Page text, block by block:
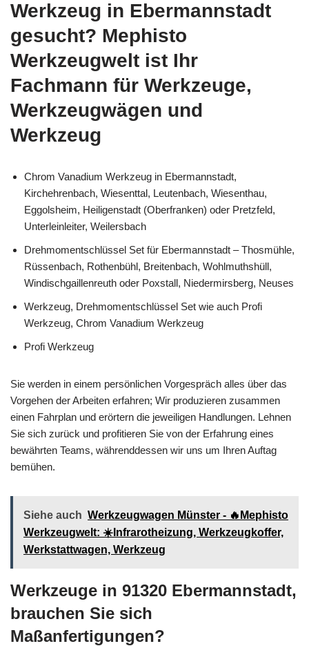
Werkzeug in Ebermannstadt
gesucht? Mephisto
Werkzeugwelt ist Ihr
Fachmann für Werkzeuge,
Werkzeugwägen und
Werkzeug
Chrom Vanadium Werkzeug in Ebermannstadt,
Kirchehrenbach, Wiesenttal, Leutenbach, Wiesenthau,
Eggolsheim, Heiligenstadt (Oberfranken) oder Pretzfeld,
Unterleinleiter, Weilersbach
Drehmomentschlüssel Set für Ebermannstadt – Thosmühle,
Rüssenbach, Rothenbühl, Breitenbach, Wohlmuthshüll,
Windischgaillenreuth oder Poxstall, Niedermirsberg, Neuses
Werkzeug, Drehmomentschlüssel Set wie auch Profi
Werkzeug, Chrom Vanadium Werkzeug
Profi Werkzeug
Sie werden in einem persönlichen Vorgespräch alles über das
Vorgehen der Arbeiten erfahren; Wir produzieren zusammen
einen Fahrplan und erörtern die jeweiligen Handlungen. Lehnen
Sie sich zurück und profitieren Sie von der Erfahrung eines
bewährten Teams, währenddessen wir uns um Ihren Auftag
bemühen.
Siehe auch Werkzeugwagen Münster - 🔥Mephisto
Werkzeugwelt: ☀️Infrarotheizung, Werkzeugkoffer,
Werkstattwagen, Werkzeug
Werkzeuge in 91320 Ebermannstadt,
brauchen Sie sich
Maßanfertigungen?